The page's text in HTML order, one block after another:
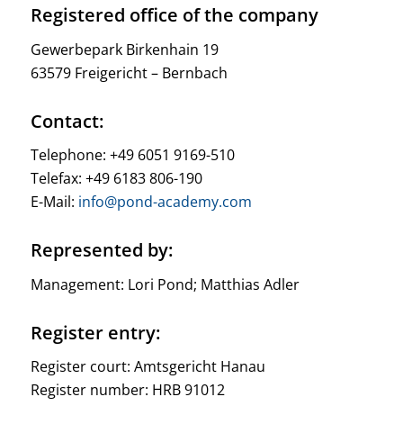
Registered office of the company
Gewerbepark Birkenhain 19
63579 Freigericht – Bernbach
Contact:
Telephone: +49 6051 9169-510
Telefax: +49 6183 806-190
E-Mail: info@pond-academy.com
Represented by:
Management: Lori Pond; Matthias Adler
Register entry:
Register court: Amtsgericht Hanau
Register number: HRB 91012